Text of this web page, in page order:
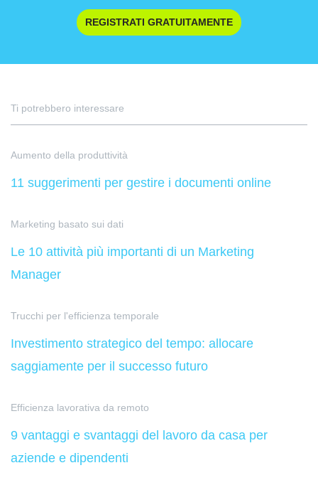
REGISTRATI GRATUITAMENTE
Ti potrebbero interessare
Aumento della produttività
11 suggerimenti per gestire i documenti online
Marketing basato sui dati
Le 10 attività più importanti di un Marketing
Manager
Trucchi per l'efficienza temporale
Investimento strategico del tempo: allocare
saggiamente per il successo futuro
Efficienza lavorativa da remoto
9 vantaggi e svantaggi del lavoro da casa per
aziende e dipendenti